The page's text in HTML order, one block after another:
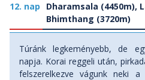
12. nap
Dharamsala (4450m),
Bhimthang (3720m)
Túránk legkeményebb, de
napja. Korai reggeli után,
felszerelkezve vágunk neki